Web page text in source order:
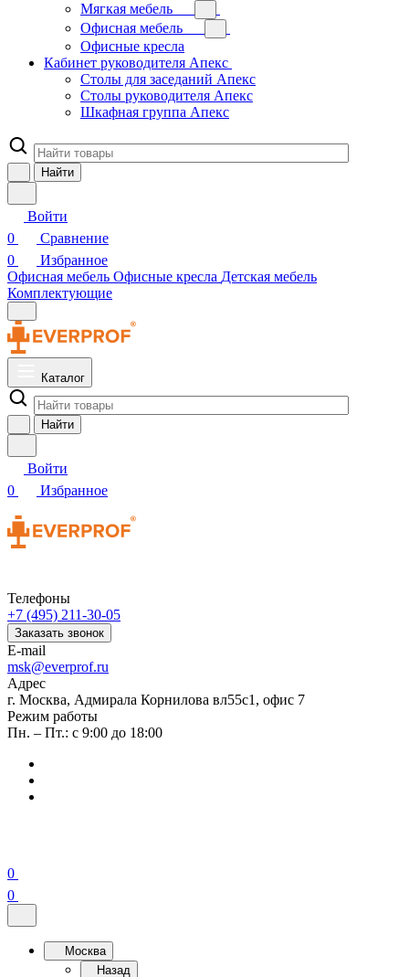
Мягкая мебель
Офисная мебель
Офисные кресла
Кабинет руководителя Апекс
Столы для заседаний Апекс
Столы руководителя Апекс
Шкафная группа Апекс
Найти
Войти
0
Сравнение
0
Избранное
Офисная мебель Офисные кресла Детская мебель
Комплектующие
Каталог
Найти
Войти
0
Избранное
Телефоны
+7 (495) 211-30-05
Заказать звонок
E-mail
msk@everprof.ru
Адрес
г. Москва, Адмирала Корнилова вл55с1, офис 7
Режим работы
Пн. – Пт.: с 9:00 до 18:00
0
0
Москва
Назад